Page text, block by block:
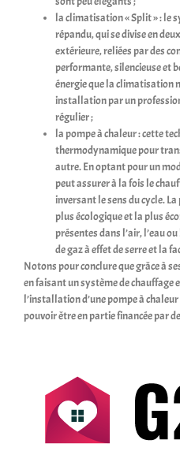
laclimatisation « Split »: le
répandu, qui se divise en
extérieure, reliées par des
performante, silencieuse et
énergie que la climatisation
installation par un
régulier ;
lapompe à chaleur: cette
thermodynamique pour
autre. En optant pour un
peut assurer à la fois le
inversant le sens du cycle.
plus écologique et la plus
présentes dans l’air, l’eau
de gaz à effet de serre et la
Notons pour conclure que grâce à
en faisant un système de
l’installation d’une pompe à
pouvoir être en partie financée par